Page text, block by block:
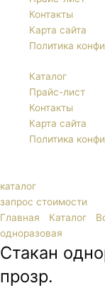
Контакты
Карта сайта
Политика
Каталог
Прайс-лист
Контакты
Карта сайта
Политика
каталог
запрос стоимости
Главная
Каталог
одноразовая
Стакан
прозр.